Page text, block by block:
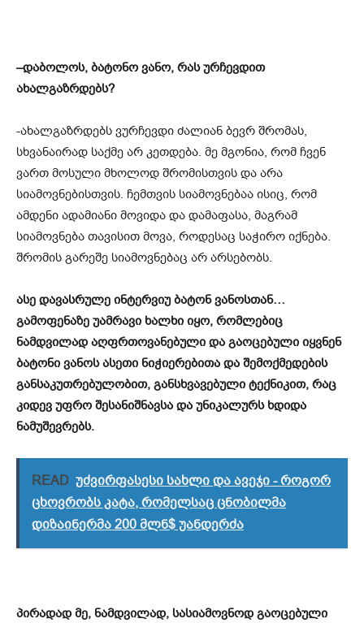
–დაბოლოს, ბატონო ვანო, რას ურჩევდით
ახალგაზრდებს?
-ახალგაზრდებს ვურჩევდი ძალიან ბევრ შრომას,
სხვანაირად საქმე არ კეთდება. მე მგონია, რომ ჩვენ
ვართ მოსული მხოლოდ შრომისთვის და არა
სიამოვნებისთვის. ჩემთვის სიამოვნებაა ისიც, რომ
ამდენი ადამიანი მოვიდა და დამაფასა, მაგრამ
სიამოვნება თავისით მოვა, როდესაც საჭირო იქნება.
შრომის გარეშე სიამოვნებაც არ არსებობს.
ასე დავასრულე ინტერვიუ ბატონ ვანოსთან…
გამოფენაზე უამრავი ხალხი იყო, რომლებიც
ნამდვილად აღფრთოვანებული და გაოცებული იყვნენ
ბატონი ვანოს ასეთი ნიჭიერებითა და შემოქმედების
განსაკუთრებულობით, განსხვავებული ტექნიკით, რაც
კიდევ უფრო შესანიშნავსა და უნიკალურს ხდიდა
ნამუშევრებს.
READ უძვირფასესი სახლი და ავეჯი - როგორ
ცხოვრობს კატა, რომელსაც ცნობილმა
დიზაინერმა 200 მლნ$ უანდერძა
პირადად მე, ნამდვილად, სასიამოვნოდ გაოცებული